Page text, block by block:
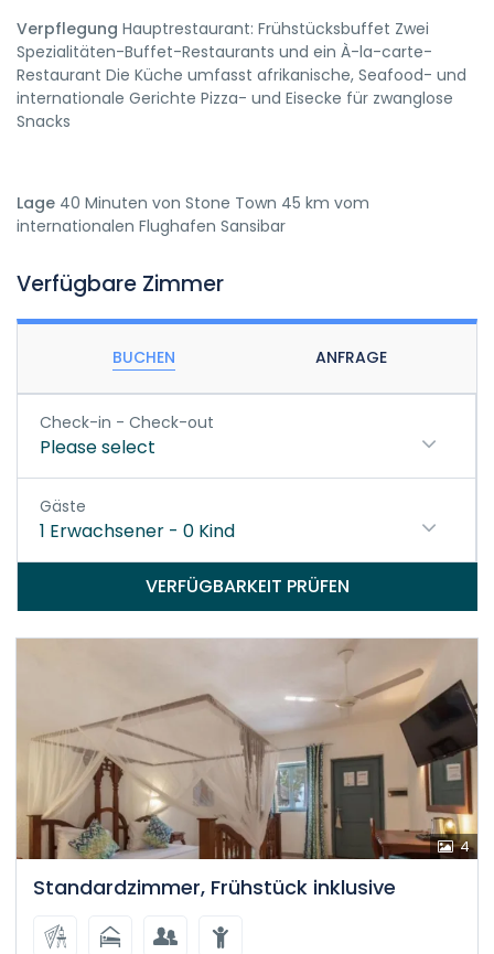
Verpflegung Hauptrestaurant: Frühstücksbuffet Zwei
Spezialitäten-Buffet-Restaurants und ein À-la-carte-
Restaurant Die Küche umfasst afrikanische, Seafood- und
internationale Gerichte Pizza- und Eisecke für zwanglose
Snacks
Lage 40 Minuten von Stone Town 45 km vom
internationalen Flughafen Sansibar
Verfügbare Zimmer
BUCHEN ANFRAGE
Check-in - Check-out
Please select
Gäste
1 Erwachsener - 0 Kind
VERFÜGBARKEIT PRÜFEN
4
Standardzimmer, Frühstück inklusive